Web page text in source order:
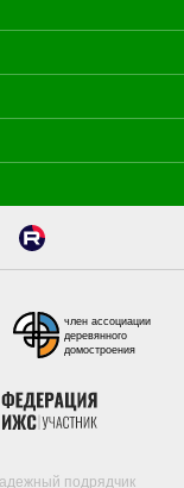
подрядчик
член ассоциации
деревянного
домостроения